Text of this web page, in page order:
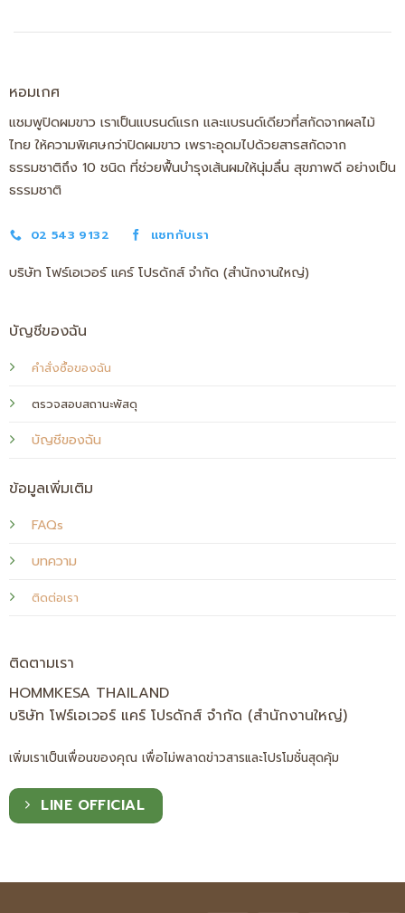
หอมเกศ
แชมพูปิดผมขาว เราเป็นแบรนด์แรก และแบรนด์เดียวที่สกัดจากผลไม้
ไทย ให้ความพิเศษกว่าปิดผมขาว เพราะอุดมไปด้วยสารสกัดจาก
ธรรมชาติถึง 10 ชนิด ที่ช่วยฟื้นบำรุงเส้นผมให้นุ่มลื่น สุขภาพดี อย่างเป็น
ธรรมชาติ
02 543 9132 แชทกับเรา
บริษัท โฟร์เอเวอร์ แคร์ โปรดักส์ จำกัด (สำนักงานใหญ่)
บัญชีของฉัน
คำสั่งซื้อของฉัน
ตรวจสอบสถานะพัสดุ
บัญชีของฉัน
ข้อมูลเพิ่มเติม
FAQs
บทความ
ติดต่อเรา
ติดตามเรา
HOMMKESA THAILAND
บริษัท โฟร์เอเวอร์ แคร์ โปรดักส์ จำกัด (สำนักงานใหญ่)
เพิ่มเราเป็นเพื่อนของคุณ เพื่อไม่พลาดข่าวสารและโปรโมชั่นสุดคุ้ม
LINE OFFICIAL